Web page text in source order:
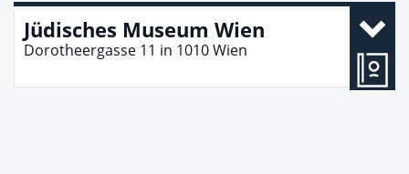
Jüdisches Museum Wien
Dorotheergasse 11 in 1010Wien